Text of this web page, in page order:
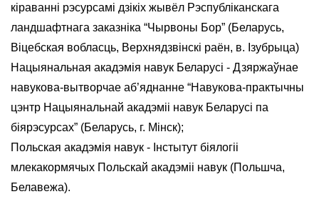
кіраванні рэсурсамі дзікіх жывёл Рэспубліканскага
ландшафтнага заказніка “Чырвоны Бор” (Беларусь,
Віцебская вобласць, Верхнядзвінскі раён, в. Ізубрыца)
Нацыянальная акадэмія навук Беларусі - Дзяржаўнае
навукова-вытворчае аб’яднанне “Навукова-практычны
цэнтр Нацыянальнай акадэміі навук Беларусі па
біярэсурсах” (Беларусь, г. Мінск);
Польская акадэмія навук - Інстытут біялогіі
млекакормячых Польскай акадэміі навук (Польшча,
Белавежа).